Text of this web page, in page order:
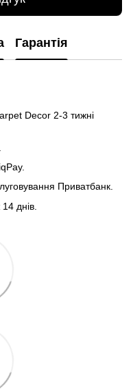
Гарантія
Decor 2-3 тижні
Приватбанк.
днів.